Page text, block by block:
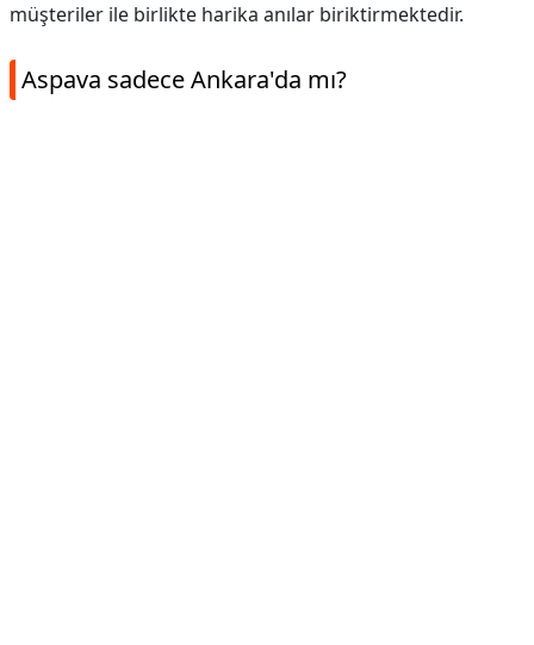
müşteriler ile birlikte harika anılar biriktirmektedir.
Aspava sadece Ankara'da mı?